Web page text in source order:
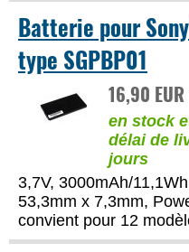
Batterie pour
type SGPBP01
16,90
en stock
délai de
jours
3,7V, 3000mAh/
53,3mm x 7,3mm,
convient pour 12